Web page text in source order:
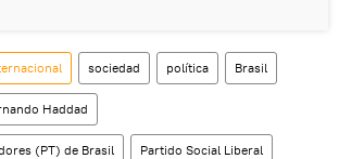
sociedad política Brasil
Haddad
(PT) de Brasil Partido Social Liberal